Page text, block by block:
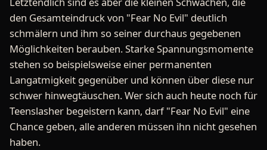
den Gesamteindruck von "Fear No Evil" deutlich
schmälern und ihm so seiner durchaus gegebenen
Möglichkeiten berauben. Starke Spannungsmomente
stehen so beispielsweise einer permanenten
Langatmigkeit gegenüber und können über diese nur
schwer hinwegtäuschen. Wer sich auch heute noch für
Teenslasher begeistern kann, darf "Fear No Evil" eine
Chance geben, alle anderen müssen ihn nicht gesehen
haben.